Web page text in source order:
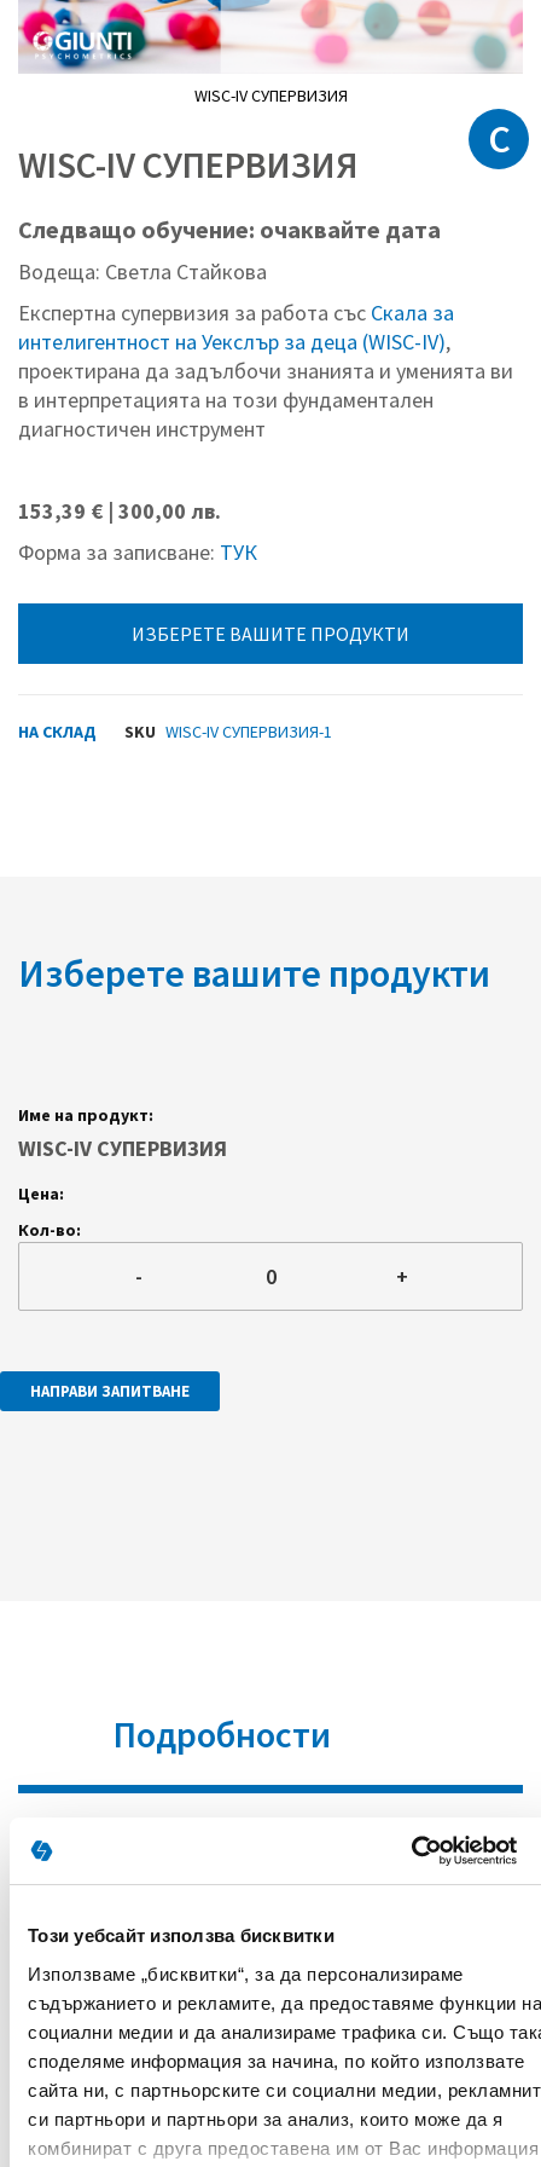
Този уебсайт използва бисквитки
Използваме „бисквитки“, за да персонализираме
съдържанието и рекламите, да предоставяме функции на
социални медии и да анализираме трафика си. Също
споделяме информация за начина, по който използвате
сайта ни, с партньорските си социални медии,
си партньори и партньори за анализ, които може да я
комбинират с друга предоставена им от Вас информация
WISC-IV СУПЕРВИЗИЯ
към
началото
галерия
снимки
WISC-IV СУПЕРВИЗИЯ
C
Следващо обучение: очаквайте дата
Водеща: Светла Стайкова
Експертна супервизия за работа със Скала за
интелигентност на Уекслър за деца (WISC-IV),
проектирана да задълбочи знанията и уменията ви
в интерпретацията на този фундаментален
диагностичен инструмент
153,39 € | 300,00 лв.
Форма за записване: ТУК
ИЗБЕРЕТЕ ВАШИТЕ ПРОДУКТИ
НА СКЛАД SKU WISC-IV СУПЕРВИЗИЯ-1
Изберете вашите продукти
продуктови
елементи
WISC-IV СУПЕРВИЗИЯ
- +
НАПРАВИ ЗАПИТВАНЕ
Подробности
Всички обявени цени са с включено ДДС.
Супервизията ще се проведе в
ОТДЕЛНИ ДНИ. С цел затвърждаване на
уменията отпървата срещаи уточняване
на възникнали въпроси в клиничната
практика срещите са преднамерено
планирани през 14 дни.